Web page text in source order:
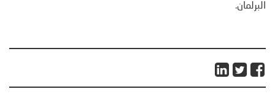
البرلمان.